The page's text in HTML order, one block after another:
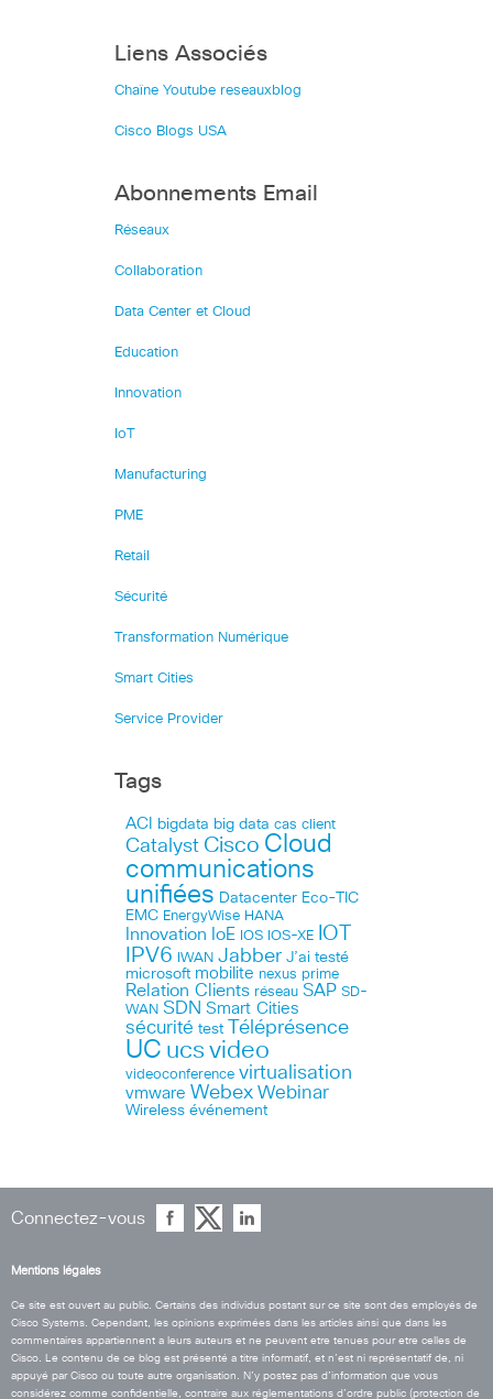
Liens Associés
Chaîne Youtube reseauxblog
Cisco Blogs USA
Abonnements Email
Réseaux
Collaboration
Data Center et Cloud
Education
Innovation
IoT
Manufacturing
PME
Retail
Sécurité
Transformation Numérique
Smart Cities
Service Provider
Tags
ACI bigdata big data cas client
Catalyst Cisco Cloud
communications
unifiées Datacenter Eco-TIC
EMC EnergyWise HANA
Innovation IoE IOS IOS-XE IOT
IPV6 IWAN Jabber J’ai testé
microsoft mobilite nexus prime
Relation Clients réseau SAP SD-
WAN SDN Smart Cities
sécurité test Téléprésence
UC ucs video
videoconference virtualisation
vmware Webex Webinar
Wireless événement
Connectez-vous
Mentions légales
Ce site est ouvert au public. Certains des individus postant sur ce site sont des employés de
Cisco Systems. Cependant, les opinions exprimées dans les articles ainsi que dans les
commentaires appartiennent a leurs auteurs et ne peuvent etre tenues pour etre celles de
Cisco. Le contenu de ce blog est présenté a titre informatif, et n’est ni représentatif de, ni
appuyé par Cisco ou toute autre organisation. N’y postez pas d’information que vous
considérez comme confidentielle, contraire aux réglementations d’ordre public (protection de